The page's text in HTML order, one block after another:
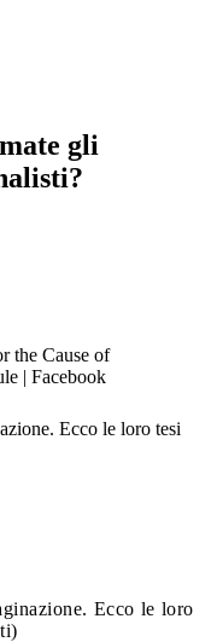
gli
the Cause of
| Facebook
Ecco le loro tesi
Ecco le loro